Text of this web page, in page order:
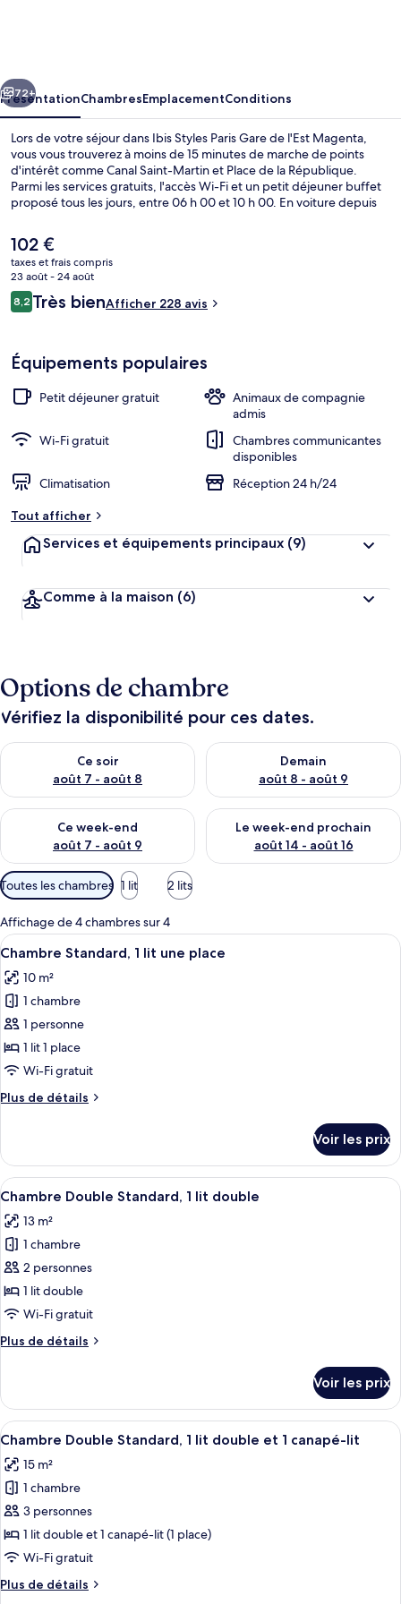
de
l'Est
Magenta
Suivant
72+
PrésentationChambresEmplacementConditions
Lors de votre séjour dans Ibis Styles Paris Gare de l'Est Magenta,
vous vous trouverez à moins de 15 minutes de marche de points
d'intérêt comme Canal Saint-Martin et Place de la République.
Parmi les services gratuits, l'accès Wi-Fi et un petit déjeuner buffet
proposé tous les jours, entre 06 h 00 et 10 h 00. En voiture depuis
Opéra de Paris et Notre-Dame de Paris. Les autres voyageurs ne
disent que du bien en ce qui concerne le personnel attentionné.
L'hébergement se situe à une très courte distance à pied des
transports publics : Station de métro Gare de l'Est se trouve à 2 min
et Station de métro Château-Landon, à 5 min.
Le
prix
actuel
est
de
102 €
taxes et frais compris
23 août - 24 août
Avis
voyageurs
8,28,2 sur 10
Très bienAfficher 228 avis
Équipements populaires
Petit déjeuner gratuit
Animaux de compagnie
admis
Wi-Fi gratuit
Chambres communicantes
disponibles
Climatisation
Réception 24 h/24
Tout afficher
Services et équipements principaux (9)
Comme à la maison (6)
Options de chambre
Vérifiez la disponibilité pour ces dates.
Ce soir
août 7 - août 8
Vérifier la disponibilité pour ce soir août 7 - août 8
Demain
août 8 - août 9
Vérifier la disponibilité pour
Ce week-end
août 7 - août 9
Vérifier la disponibilité pour ce week-end août 7 - août 9
Le week-end prochain
août 14 - août 16
Vérifier la disponibilité pour
Filtres
disponibles
pour
les
chambres
Toutes les chambres 1 lit 2 lits
Affichage de 4 chambres sur 4
Afficher
toutes
les
photos
pour
ce
type
chambre :
lit
une
place
Chambre Standard, 1 lit une place |
12
Chambre Standard, 1 lit une place
10 m²
1 chambre
1 personne
1 lit 1 place
Wi-Fi gratuit
Plus de détails
Plus
le
type
de
Chambre
Standard,
lit
une
place
Voir les prix
Afficher
toutes
les
photos
pour
ce
type
chambre :
Standard,
1
lit
double
Chambre Double Standard, 1 lit
12
Chambre Double Standard, 1 lit double
13 m²
1 chambre
2 personnes
1 lit double
Wi-Fi gratuit
Plus de détails
Plus
le
type
de
Chambre
Double
Standard,
lit
double
Voir les prix
Afficher
toutes
les
photos
pour
ce
type
chambre :
Literie de qualité supérieure, bureau,
13
Chambre Double Standard, 1 lit double et 1 canapé-lit
15 m²
1 chambre
3 personnes
1 lit double et 1 canapé-lit (1 place)
Wi-Fi gratuit
Plus de détails
Plus